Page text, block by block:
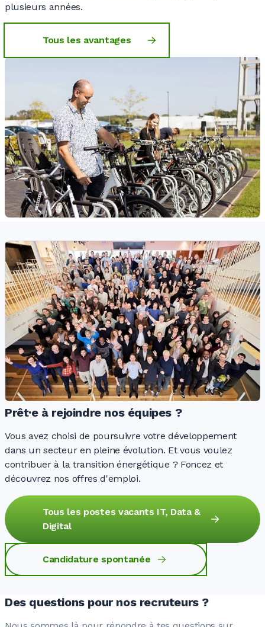
plusieurs années.
Tous les avantages
Prêt·e à rejoindre nos équipes ?
Vous avez choisi de poursuivre votre développement
dans un secteur en pleine évolution. Et vous voulez
contribuer à la transitionénergétique ?Foncez et
découvrez nos offres d'emploi.
Tous les postes vacants IT, Data &
Digital
Candidature spontanée
Des questions pour nos recruteurs ?